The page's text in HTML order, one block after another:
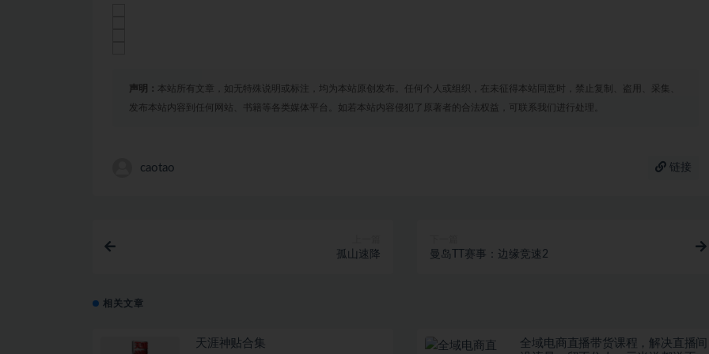
声明： 本站所有文章，如无特殊说明或标注，均为本站原创发布。任何个人或组织，在未征得本站同意时，禁止复制、盗用、采集、
发布本站内容到任何网站、书籍等各类媒体平台。如若本站内容侵犯了原著者的合法权益，可联系我们进行处理。
caotao 链接
孤山速降 曼岛TT赛事：边缘竞速2
相关文章
天涯神贴合集
全域电商直播带货课程，解决直播间